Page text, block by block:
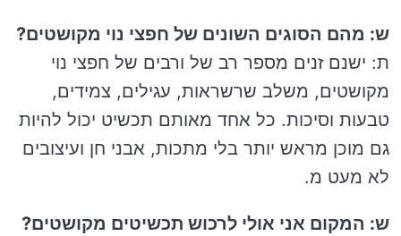
ש: מהם הסוגים השונים של חפצי נוי מקושטים?
ת: ישנם זנים מספר רב של ורבים של חפצי נוי
מקושטים, משלב שרשראות, עגילים, צמידים,
טבעות וסיכות. כל אחד מאותם תכשיט יכול להיות
גם מוכן מראש יותר בלי מתכות, אבני חן ועיצובים
לא מעט מ.
ש: המקום אני אולי לרכוש תכשיטים מקושטים?